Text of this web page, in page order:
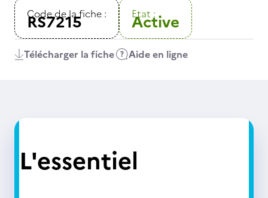
Code de la fiche :
RS7215 Etat :
Active
Télécharger la fiche Aide en ligne
L'essentiel